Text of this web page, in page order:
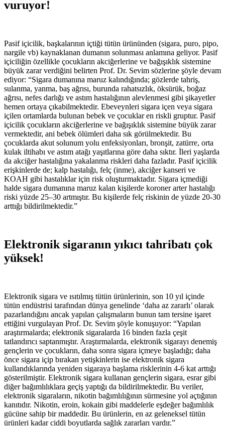
vuruyor!
Pasif içicilik, başkalarının içtiği tütün ürününden (sigara, puro, pipo,
nargile vb) kaynaklanan dumanın solunması anlamına geliyor. Pasif
içiciliğin özellikle çocukların akciğerlerine ve bağışıklık sistemine
büyük zarar verdiğini belirten Prof. Dr. Sevim sözlerine şöyle devam
ediyor: “Sigara dumanına maruz kalındığında; gözlerde tahriş,
sulanma, yanma, baş ağrısı, burunda rahatsızlık, öksürük, boğaz
ağrısı, nefes darlığı ve astım hastalığının alevlenmesi gibi şikayetler
hemen ortaya çıkabilmektedir. Ebeveynleri sigara içen veya sigara
içilen ortamlarda bulunan bebek ve çocuklar en riskli gruptur. Pasif
içicilik çocukların akciğerlerine ve bağışıklık sistemine büyük zarar
vermektedir, ani bebek ölümleri daha sık görülmektedir. Bu
çocuklarda akut solunum yolu enfeksiyonları, bronşit, zatürre, orta
kulak iltihabı ve astım atağı yaşıtlarına göre daha sıktır. İleri yaşlarda
da akciğer hastalığına yakalanma riskleri daha fazladır. Pasif içicilik
erişkinlerde de; kalp hastalığı, felç (inme), akciğer kanseri ve
KOAH gibi hastalıklar için risk oluşturmaktadır. Sigara içmediği
halde sigara dumanına maruz kalan kişilerde koroner arter hastalığı
riski yüzde 25–30 artmıştır. Bu kişilerde felç riskinin de yüzde 20-30
arttığı bildirilmektedir.”
Elektronik sigaranın yıkıcı tahribatı çok
yüksek!
Elektronik sigara ve ısıtılmış tütün ürünlerinin, son 10 yıl içinde
tütün endüstrisi tarafından dünya genelinde ‘daha az zararlı’ olarak
pazarlandığını ancak yapılan çalışmaların bunun tam tersine işaret
ettiğini vurgulayan Prof. Dr. Sevim şöyle konuşuyor: “Yapılan
araştırmalarda; elektronik sigaralarda 16 binden fazla çeşit
tatlandırıcı saptanmıştır. Araştırmalarda, elektronik sigarayı denemiş
gençlerin ve çocukların, daha sonra sigara içmeye başladığı; daha
önce sigara içip bırakan yetişkinlerin ise elektronik sigara
kullandıklarında yeniden sigaraya başlama risklerinin 4-6 kat arttığı
gösterilmiştir. Elektronik sigara kullanan gençlerin sigara, esrar gibi
diğer bağımlılıklara geçiş yaptığı da bildirilmektedir. Bu veriler,
elektronik sigaraların, nikotin bağımlılığının sürmesine yol açtığının
kanıtıdır. Nikotin, eroin, kokain gibi maddelerle eşdeğer bağımlılık
gücüne sahip bir maddedir. Bu ürünlerin, en az geleneksel tütün
ürünleri kadar ciddi boyutlarda sağlık zararları vardır.”